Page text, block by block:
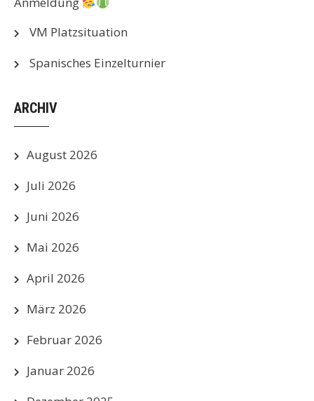
VM Platzsituation
Spanisches Einzelturnier
ARCHIV
August 2026
Juli 2026
Juni 2026
Mai 2026
April 2026
März 2026
Februar 2026
Januar 2026